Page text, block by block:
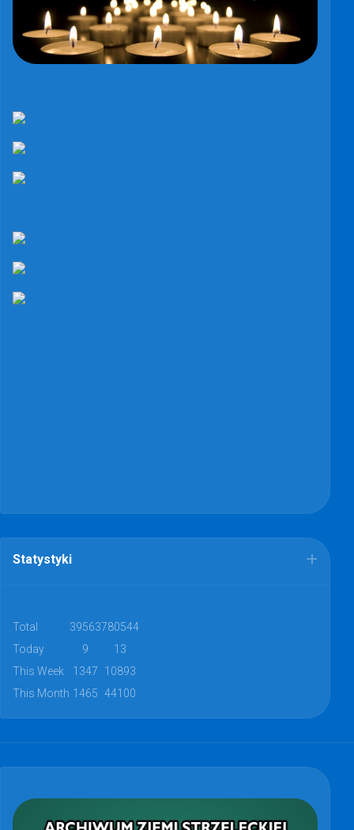
Statystyki
Total 39563780544
Today
9
13
This Week
1347
10893
This Month 1465 44100